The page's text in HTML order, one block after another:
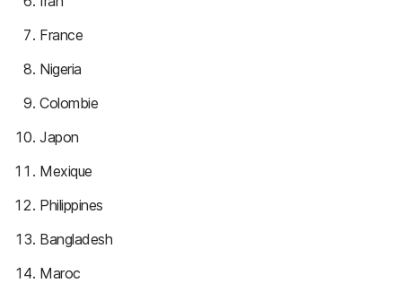
France
Nigeria
Colombie
Japon
Mexique
Philippines
Bangladesh
Maroc